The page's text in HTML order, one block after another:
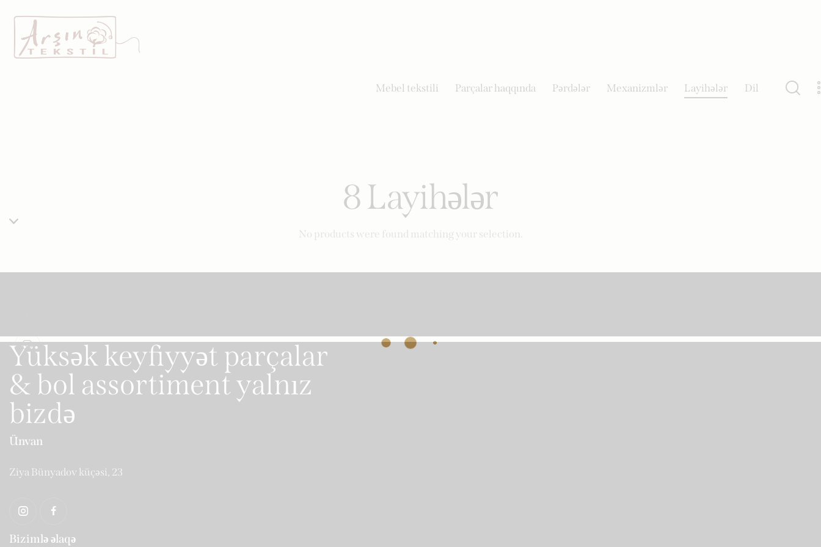
Mebel tekstili Parçalar haqqında Pərdələr Mexanizmlər Layihələr Dil
8 Layihələr
No products were found matching your selection.
Yüksək keyfiyyət parçalar
& bol assortiment yalnız
bizdə
Ünvan
Ziya Bünyadov küçəsi, 23
Bizimlə əlaqə